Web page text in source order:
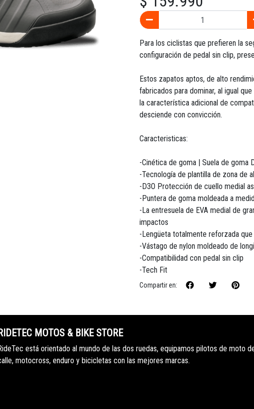
Para los ciclistas que prefieren la
configuración de pedal sin clip,
Estos zapatos aptos, de alto
fabricados para dominar, al igual
la característica adicional de
desciende con convicción.
Caracteristicas:
-Cinética de goma | Suela de goma
-Tecnología de plantilla de zona de
-D3O Protección de cuello medial
-Puntera de goma moldeada a
-La entresuela de EVA medial de
impactos
-Lengüeta totalmente reforzada
-Vástago de nylon moldeado de
-Compatibilidad con pedal sin clip
-Tech Fit
Compartir en:
MOTOS & BIKE STORE
está orientado al mundo de las dos ruedas, equipamos pilotos de moto
motocross, enduro y bicicletas con las mejores marcas.